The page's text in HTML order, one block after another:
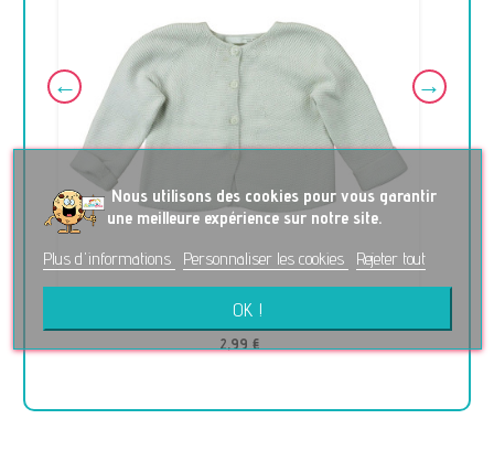
Gilet - ZARA - 9-12 mois (80)
2,99 €
Nous utilisons des cookies pour vous garantir
une meilleure expérience sur notre site.
Plus d'informations
Personnaliser les cookies Rejeter tout
OK !